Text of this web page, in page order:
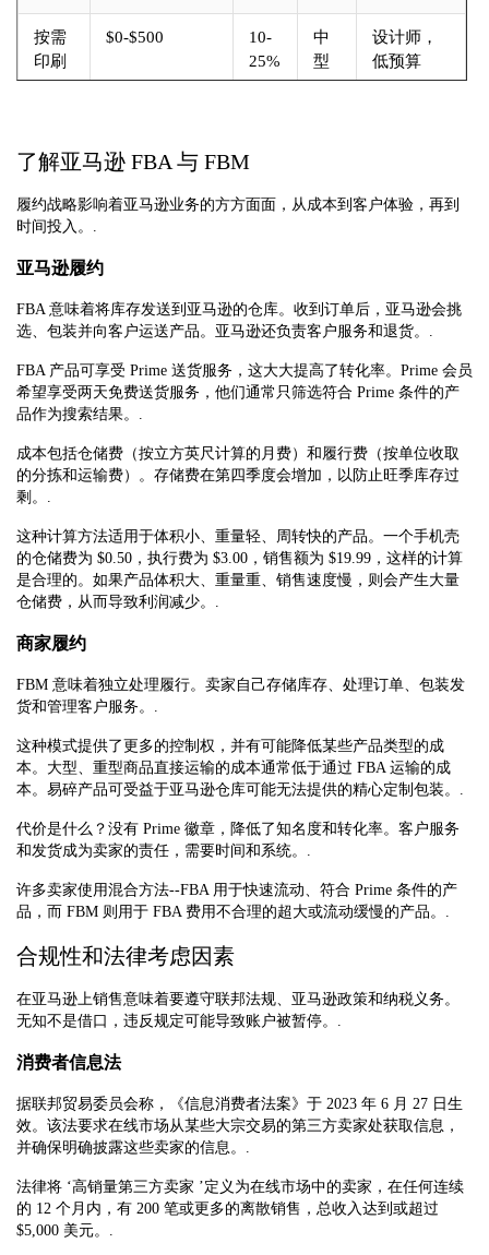
按需
印刷
$0-$500
10-
25%
中
型
设计师，
低预算
了解亚马逊 FBA 与 FBM
履约战略影响着亚马逊业务的方方面面，从成本到客户体验，再到
时间投入。.
亚马逊履约
FBA 意味着将库存发送到亚马逊的仓库。收到订单后，亚马逊会挑
选、包装并向客户运送产品。亚马逊还负责客户服务和退货。.
FBA 产品可享受 Prime 送货服务，这大大提高了转化率。Prime 会员
希望享受两天免费送货服务，他们通常只筛选符合 Prime 条件的产
品作为搜索结果。.
成本包括仓储费（按立方英尺计算的月费）和履行费（按单位收取
的分拣和运输费）。存储费在第四季度会增加，以防止旺季库存过
剩。.
这种计算方法适用于体积小、重量轻、周转快的产品。一个手机壳
的仓储费为 $0.50，执行费为 $3.00，销售额为 $19.99，这样的计算
是合理的。如果产品体积大、重量重、销售速度慢，则会产生大量
仓储费，从而导致利润减少。.
商家履约
FBM 意味着独立处理履行。卖家自己存储库存、处理订单、包装发
货和管理客户服务。.
这种模式提供了更多的控制权，并有可能降低某些产品类型的成
本。大型、重型商品直接运输的成本通常低于通过 FBA 运输的成
本。易碎产品可受益于亚马逊仓库可能无法提供的精心定制包装。.
代价是什么？没有 Prime 徽章，降低了知名度和转化率。客户服务
和发货成为卖家的责任，需要时间和系统。.
许多卖家使用混合方法--FBA 用于快速流动、符合 Prime 条件的产
品，而 FBM 则用于 FBA 费用不合理的超大或流动缓慢的产品。.
合规性和法律考虑因素
在亚马逊上销售意味着要遵守联邦法规、亚马逊政策和纳税义务。
无知不是借口，违反规定可能导致账户被暂停。.
消费者信息法
据联邦贸易委员会称，《信息消费者法案》于 2023 年 6 月 27 日生
效。该法要求在线市场从某些大宗交易的第三方卖家处获取信息，
并确保明确披露这些卖家的信息。.
法律将 ‘高销量第三方卖家 ’定义为在线市场中的卖家，在任何连续
的 12 个月内，有 200 笔或更多的离散销售，总收入达到或超过
$5,000 美元。.